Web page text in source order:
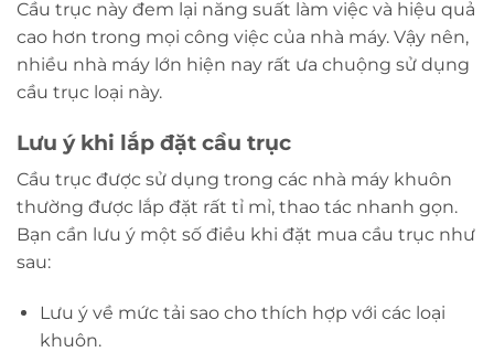
Cầu trục này đem lại năng suất làm việc và hiệu quả
cao hơn trong mọi công việc của nhà máy. Vậy nên,
nhiều nhà máy lớn hiện nay rất ưa chuộng sử dụng
cầu trục loại này.
Lưu ý khi lắp đặt cầu trục
Cầu trục được sử dụng trong các nhà máy khuôn
thường được lắp đặt rất tỉ mỉ, thao tác nhanh gọn.
Bạn cần lưu ý một số điều khi đặt mua cầu trục như
sau:
Lưu ý về mức tải sao cho thích hợp với các loại
khuôn.